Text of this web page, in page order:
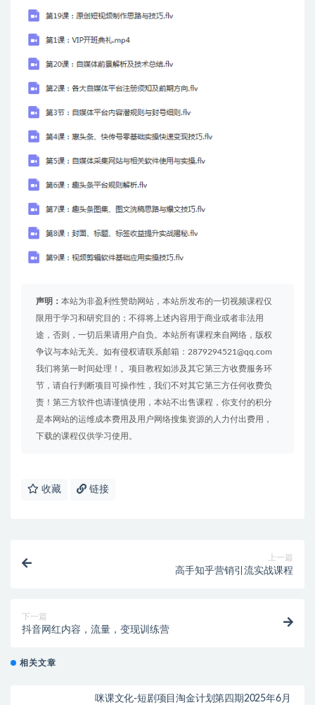
声明： 本站为非盈利性赞助网站，本站所发布的一切视频课程仅
限用于学习和研究目的；不得将上述内容用于商业或者非法用
途，否则，一切后果请用户自负。本站所有课程来自网络，版权
争议与本站无关。如有侵权请联系邮箱：2879294521@qq.com
我们将第一时间处理！。项目教程如涉及其它第三方收费服务环
节，请自行判断项目可操作性，我们不对其它第三方任何收费负
责！第三方软件也请谨慎使用，本站不出售课程，你支付的积分
是本网站的运维成本费用及用户网络搜集资源的人力付出费用，
下载的课程仅供学习使用。
收藏 链接
上一篇
高手知乎营销引流实战课程
下一篇
抖音网红内容，流量，变现训练营
相关文章
咪课文化-短剧项目淘金计划第四期2025年6月